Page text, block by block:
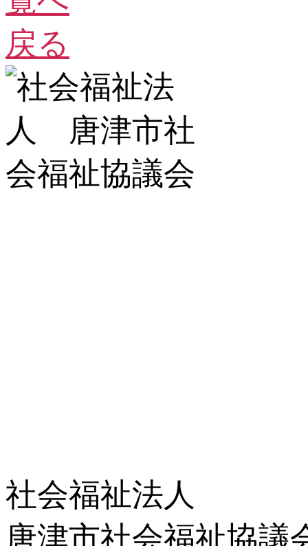
社会福祉法人
唐津市社会福祉協議